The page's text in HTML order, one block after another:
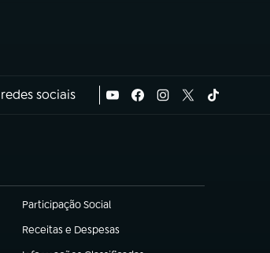
sociais
Participação Social
(abre em nova aba)
Receitas e Despesas
(abre em nova aba)